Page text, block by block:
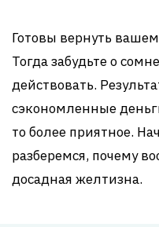
Готовы вернуть
Тогда забудьте о
действовать.
сэкономленные
то более приятное.
разберемся, почему
досадная желтизна.